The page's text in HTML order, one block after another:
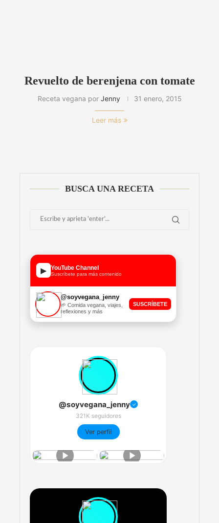
Revuelto de berenjena con tomate
Receta vegana por Jenny 31 enero, 2015
Leer más
BUSCA UNA RECETA
▶ YouTube Channel
Suscríbete para más contenido
@soyvegana_jenny
🌱 Comida vegana, viajes,
reflexiones y más
SUSCRÍBETE
@soyvegana_jenny ✓
321K seguidores
Ver perfil